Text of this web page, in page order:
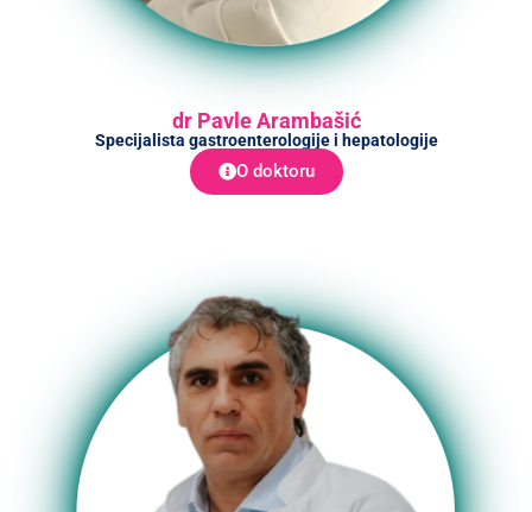
dr Pavle Arambašić
Specijalista gastroenterologije i hepatologije
O doktoru